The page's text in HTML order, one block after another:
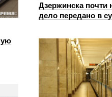
Дзержинска почти
дело передано в